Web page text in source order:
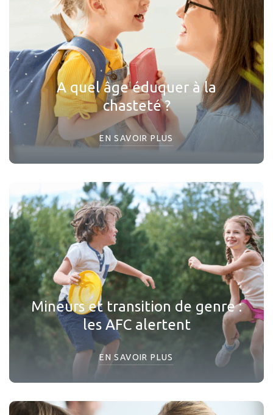
A quel âge éduquer à la
chasteté ?
EN SAVOIR PLUS
Mineurs et transition de genre :
les AFC alertent
EN SAVOIR PLUS